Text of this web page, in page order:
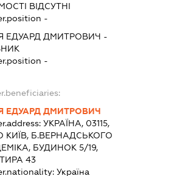
ВІДСУТНІ
-
ЕДУАРД ДМИТРОВИЧ -
-
ЕДУАРД ДМИТРОВИЧ
УКРАЇНА, 03115,
КИЇВ, Б.ВЕРНАДСЬКОГО
БУДИНОК 5/19,
43
Україна